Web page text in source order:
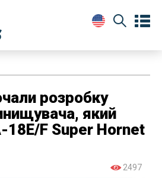
розробку
який
18E/F Super Hornet
2497